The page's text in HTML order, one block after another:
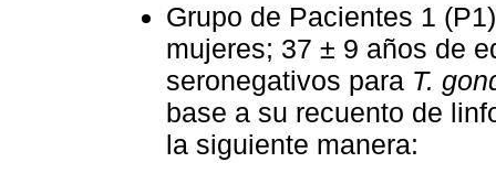
Grupo de Pacientes 1
mujeres; 37 ± 9 años de
seronegativos para T.
base a su recuento de
la siguiente manera: